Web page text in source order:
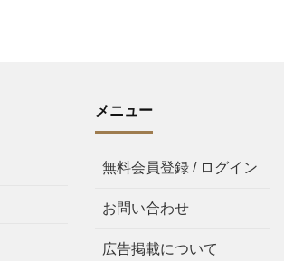
メニュー
無料会員登録 / ログイン
お問い合わせ
広告掲載について